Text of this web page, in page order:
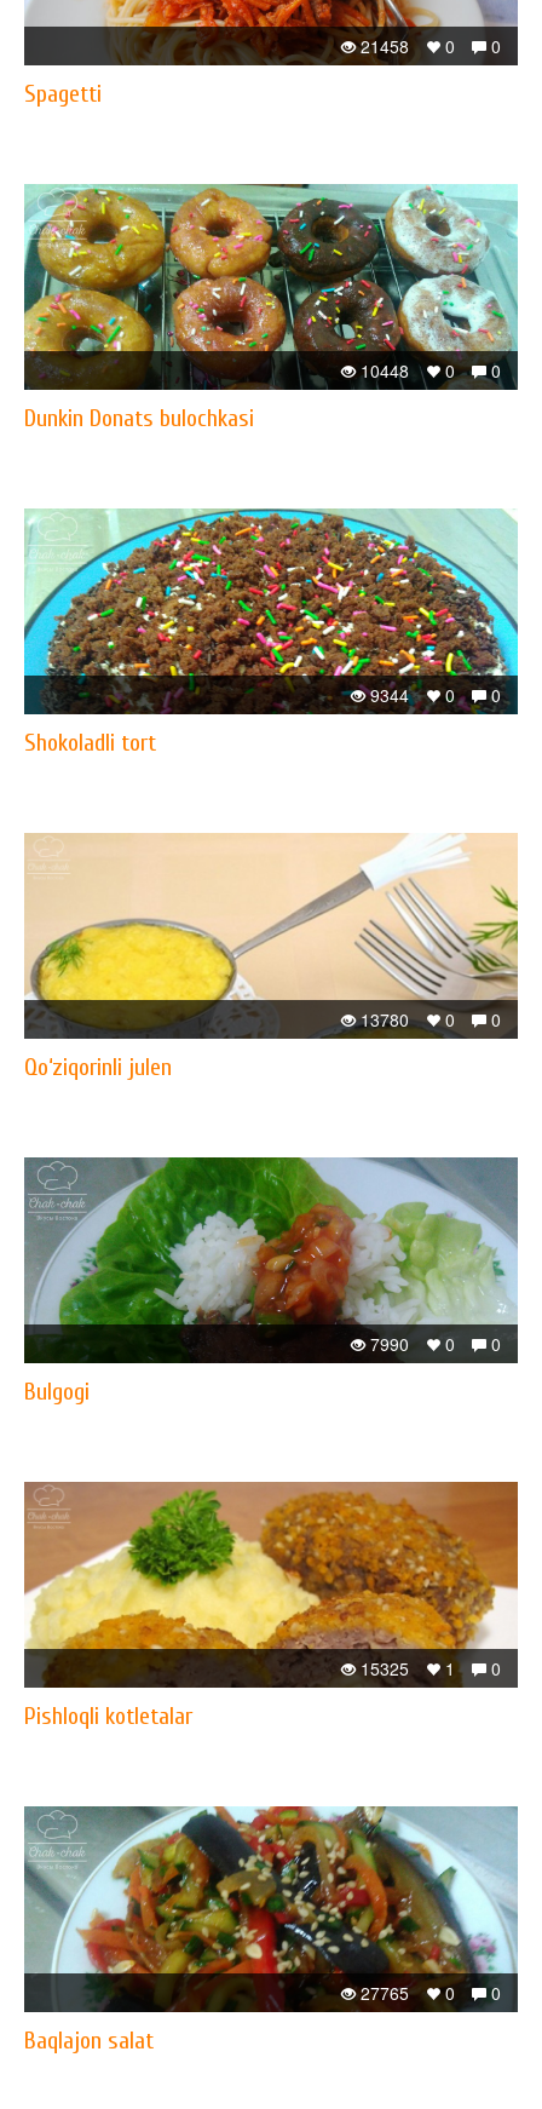
0
0
21458
Spagetti
0
0
10448
Dunkin Donats bulochkasi
0
0
9344
Shokoladli tort
0
0
13780
Qo‘ziqorinli julen
0
0
7990
Bulgogi
0
1
15325
Pishloqli kotletalar
0
0
27765
Baqlajon salat